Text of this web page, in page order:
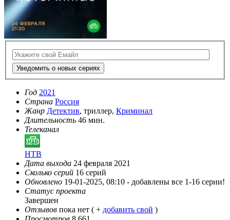
Уведомить о новых сериях
Год 2021
Страна Россия
Жанр Детектив, триллер, Криминал
Длительность 46 мин.
Телеканал
НТВ
Дата выхода 24 февраля 2021
Сколько серий 16 серий
Обновлено 19-01-2025, 08:10 - добавлены все 1-16 серии!
Статус проекта
Завершен
Отзывов пока нет ( + добавить свой )